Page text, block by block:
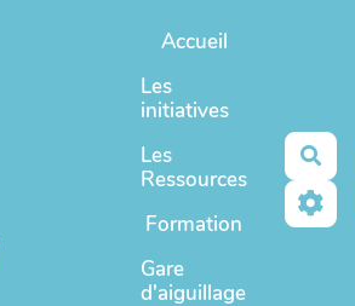
Accueil
Les
initiatives
Les
Ressources
Formation
Gare
d'aiguillage